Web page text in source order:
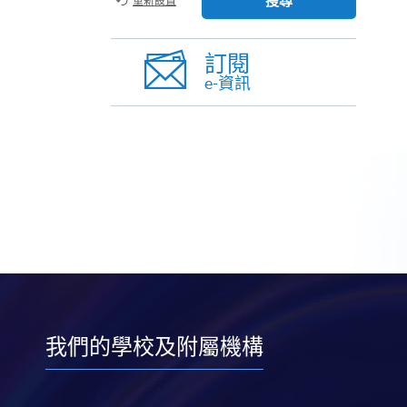
訂閱
e-資訊
我們的學校及附屬機構